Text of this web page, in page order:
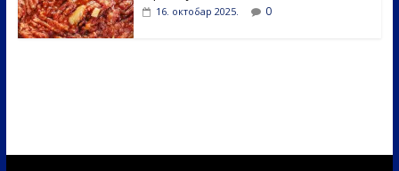
16. октобар 2025. 0